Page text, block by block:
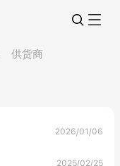
供货商
2026/01/06
2025/02/25